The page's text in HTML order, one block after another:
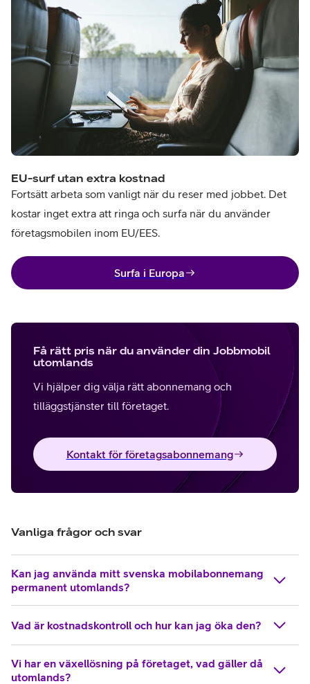
EU-surf utan extra kostnad
Fortsätt arbeta som vanligt när du reser med jobbet. Det
kostar inget extra att ringa och surfa när du använder
företagsmobilen inom EU/EES.
Surfa i Europa
Få rätt pris när du använder din Jobbmobil
utomlands
Vi hjälper dig välja rätt abonnemang och
tilläggstjänster till företaget.
Kontakt för företagsabonnemang
Vanliga frågor och svar
Kan jag använda mitt svenska mobilabonnemang
permanent utomlands?
Vad är kostnadskontroll och hur kan jag öka den?
Vi har en växellösning på företaget, vad gäller då
utomlands?